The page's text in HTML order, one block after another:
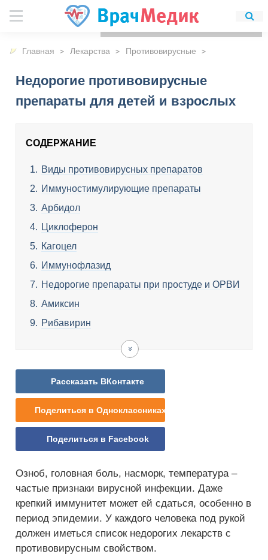
Главная Лекарства Противовирусные
Недорогие противовирусные
препараты для детей и взрослых
СОДЕРЖАНИЕ
Виды противовирусных препаратов
Иммуностимулирующие препараты
Арбидол
Циклоферон
Кагоцел
Иммунофлазид
Недорогие препараты при простуде и ОРВИ
Амиксин
Рибавирин
детей
Рассказать ВКонтакте
Поделиться в Одноклассниках
Поделиться в Facebook
Озноб, головная боль, насморк, температура –
частые признаки вирусной инфекции. Даже
крепкий иммунитет может ей сдаться, особенно в
период эпидемии. У каждого человека под рукой
должен иметься список недорогих лекарств с
противовирусным свойством.
Для любых предложений по
сайту: detirkutsk@cp9.ru